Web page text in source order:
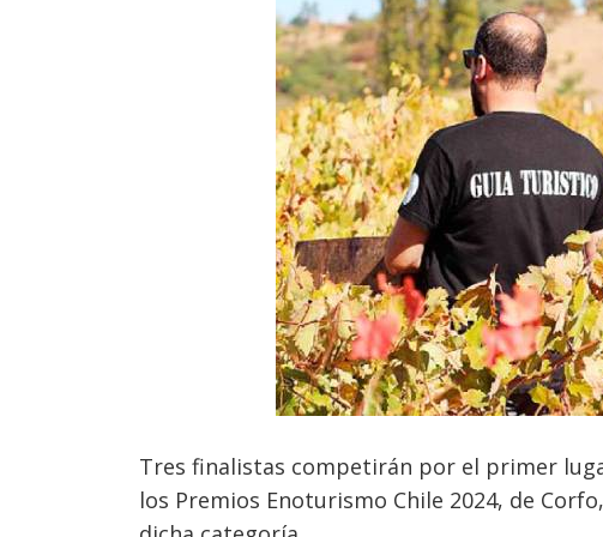
Tres finalistas competirán por el primer
los Premios Enoturismo Chile 2024, de